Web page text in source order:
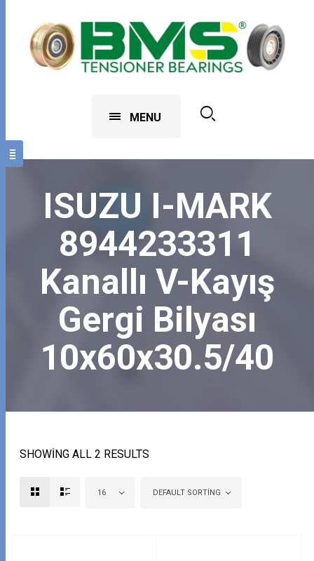
MENU
ISUZU I-MARK
8944233311
Kanallı V-Kayış
Gergi Bilyası
10x60x30.5/40
SHOWING ALL 2 RESULTS
16 DEFAULT SORTING